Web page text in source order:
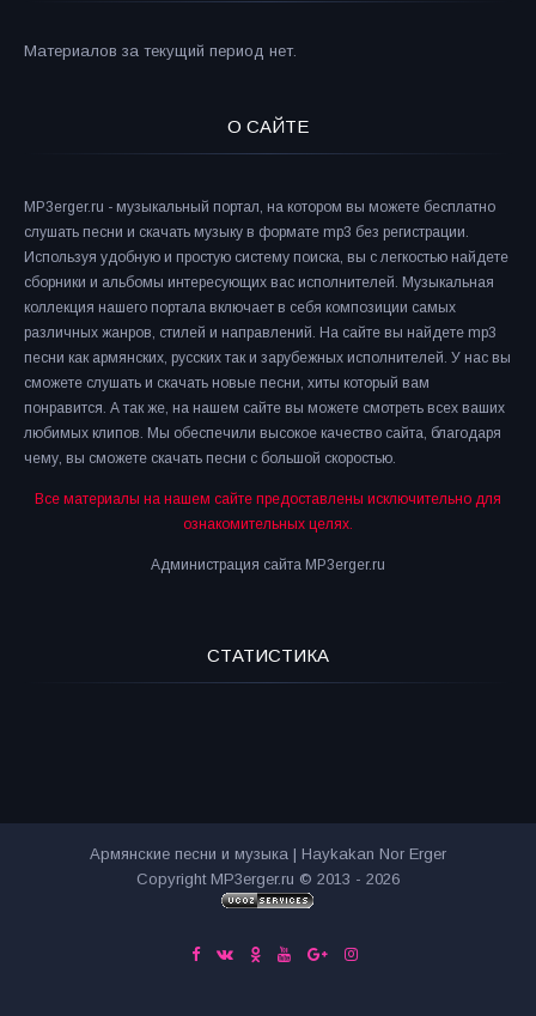
Материалов за текущий период нет.
О САЙТЕ
MP3erger.ru - музыкальный портал, на котором вы можете бесплатно
слушать песни и скачать музыку в формате mp3 без регистрации.
Используя удобную и простую систему поиска, вы с легкостью найдете
сборники и альбомы интересующих вас исполнителей. Музыкальная
коллекция нашего портала включает в себя композиции самых
различных жанров, стилей и направлений. На сайте вы найдете mp3
песни как армянских, русских так и зарубежных исполнителей. У нас вы
сможете слушать и скачать новые песни, хиты который вам
понравится. А так же, на нашем сайте вы можете смотреть всех ваших
любимых клипов. Мы обеспечили высокое качество сайта, благодаря
чему, вы сможете скачать песни с большой скоростью.
Все материалы на нашем сайте предоставлены исключительно для
ознакомительных целях.
Администрация сайта MP3erger.ru
СТАТИСТИКА
Армянские песни и музыка | Haykakan Nor Erger
Copyright MP3erger.ru © 2013 - 2026